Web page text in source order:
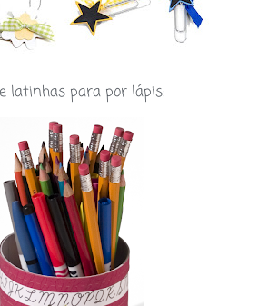
latinhas para por lápis: